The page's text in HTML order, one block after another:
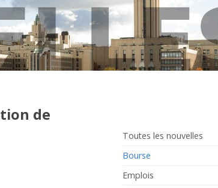
Toutes les nouvelles
Bourse
Emplois
de